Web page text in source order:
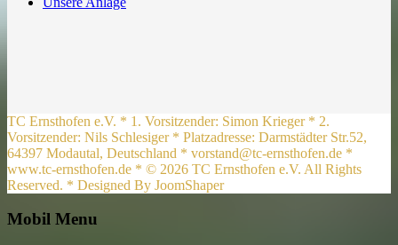
TC Ernsthofen e.V. * 1. Vorsitzender: Simon Krieger * 2.
Vorsitzender: Nils Schlesiger * Platzadresse: Darmstädter Str.52,
64397 Modautal, Deutschland * vorstand@tc-ernsthofen.de *
www.tc-ernsthofen.de * © 2026 TC Ernsthofen e.V. All Rights
Reserved. * Designed By JoomShaper
Mobil Menu